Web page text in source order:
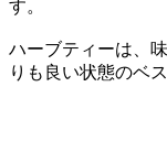
す。
ハーブティーは、
りも良い状態のベ